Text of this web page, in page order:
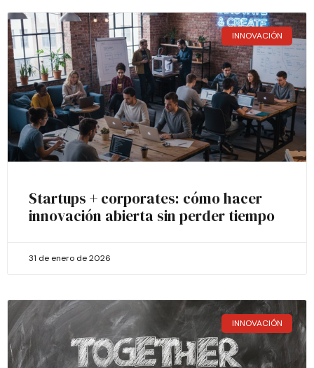
INNOVACIÓN
Startups + corporates: cómo hacer
innovación abierta sin perder tiempo
31 de enero de 2026
INNOVACIÓN